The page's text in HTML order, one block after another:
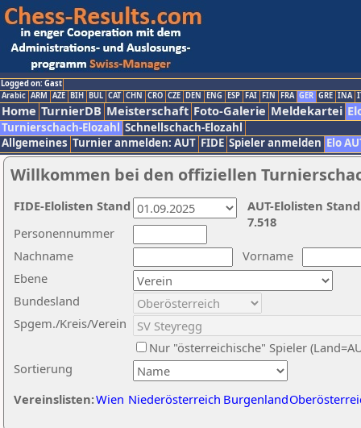
Logged on: Gast
Arabic ARM AZE BIH BUL CAT CHN CRO CZE DEN ENG ESP FAI FIN FRA GER GRE INA
Home TurnierDB Meisterschaft Foto-Galerie Meldekartei
Turnierschach-Elozahl Schnellschach-Elozahl
Allgemeines Turnier anmelden: AUT FIDE Spieler anmelden Elo
Willkommen bei den offiziellen
Nachname
Vorname
Ebene
Sortierung
Personennummer
Bundesland
Spgem./Kreis/Verein
Nur "österreichische" Spieler
Vereinslisten:Wien Niederösterreich Burgenland
AUT-Elolisten
7.518
FIDE-Elolisten Stand